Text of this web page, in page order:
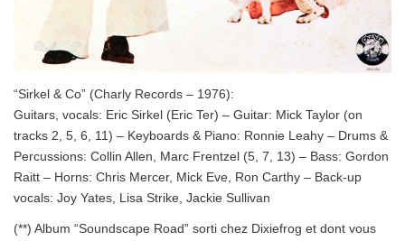
“Sirkel & Co” (Charly Records – 1976):
Guitars, vocals: Eric Sirkel (Eric Ter) – Guitar: Mick Taylor (on
tracks 2, 5, 6, 11) – Keyboards & Piano: Ronnie Leahy – Drums &
Percussions: Collin Allen, Marc Frentzel (5, 7, 13) – Bass: Gordon
Raitt – Horns: Chris Mercer, Mick Eve, Ron Carthy – Back-up
vocals: Joy Yates, Lisa Strike, Jackie Sullivan
(**) Album “Soundscape Road” sorti chez Dixiefrog et dont vous